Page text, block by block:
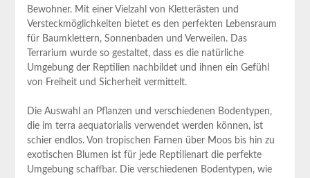
Bewohner. Mit einer Vielzahl von Kletterästen und
Versteckmöglichkeiten bietet es den perfekten Lebensraum
für Baumklettern, Sonnenbaden und Verweilen. Das
Terrarium wurde so gestaltet, dass es die natürliche
Umgebung der Reptilien nachbildet und ihnen ein Gefühl
von Freiheit und Sicherheit vermittelt.
Die Auswahl an Pflanzen und verschiedenen Bodentypen,
die im terra aequatorialis verwendet werden können, ist
schier endlos. Von tropischen Farnen über Moos bis hin zu
exotischen Blumen ist für jede Reptilienart die perfekte
Umgebung schaffbar. Die verschiedenen Bodentypen, wie